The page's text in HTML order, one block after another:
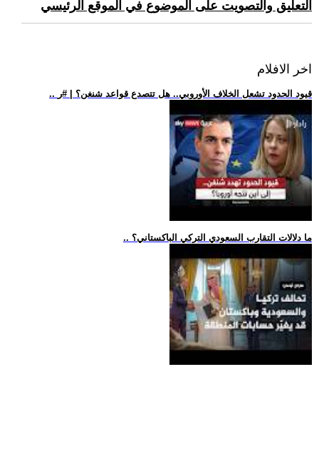
التعليق والتصويت على الموضوع في الموقع الرئيسي
اخر الافلام
.. قيود الحدود تشعل الخلاف الأوروبي.. هل تتصدع قواعد شنغن؟ | #ر
.. ما دلالات التقارب السعودي التركي الباكستاني؟